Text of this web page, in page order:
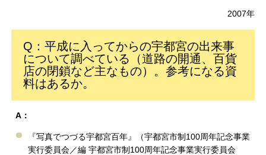
2007年
Q：平成に入ってからの宇都宮の出来事
について調べている（道路の開通、百貨
店の閉鎖など主なもの）。参考になる資
料はあるか。
A：
『写真でつづる宇都宮百年』（宇都宮市制100周年記念事業
実行委員会／編 宇都宮市制100周年記念事業実行委員会